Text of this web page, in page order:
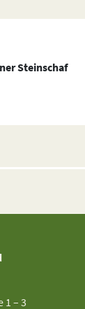
Steinschaf
1 – 3